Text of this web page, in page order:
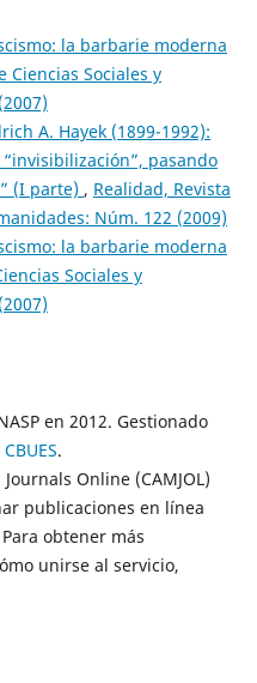
la barbarie moderna
Ciencias Sociales y
A. Hayek (1899-1992):
pasando
(I parte) , Realidad, Revista
Núm. 122 (2009)
la barbarie moderna
Sociales y
en 2012. Gestionado
CBUES.
Online (CAMJOL)
publicaciones en línea
obtener más
unirse al servicio,